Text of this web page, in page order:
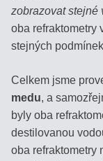
zobrazovat stejné
oba refraktometry
stejných
Celkem jsme
medu, a
byly oba
destilovanou
oba refraktometry
Produkty
VÍNO
DESTILÁTY